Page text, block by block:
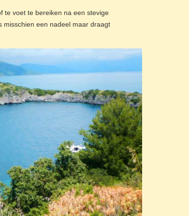
te voet te bereiken na een stevige
misschien een nadeel maar draagt